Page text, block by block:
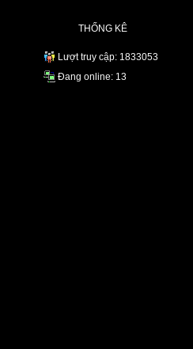
THỐNG KÊ
Lượt truy cập: 1833053
Đang online: 13